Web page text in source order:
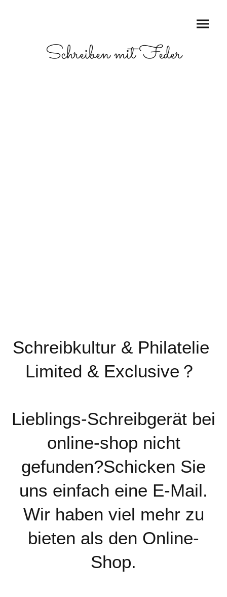
Schreiben mit Feder
Schreibkultur & Philatelie
Limited & Exclusive？
Lieblings-Schreibgerät bei
online-shop nicht
gefunden?Schicken Sie
uns einfach eine E-Mail.
Wir haben viel mehr zu
bieten als den Online-
Shop.